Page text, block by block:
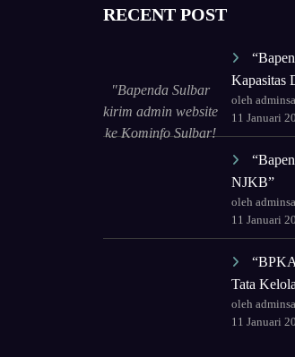
RECENT POST
"Bapenda Sulbar
kirim admin website
ke Kominfo Sulbar!
Kapasitas
oleh
11 Januari
NJKB”
oleh
11 Januari
Tata
oleh
11 Januari